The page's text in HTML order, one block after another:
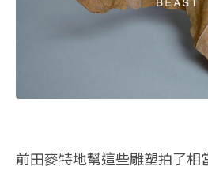
前田麥特地幫這些雕塑拍了相